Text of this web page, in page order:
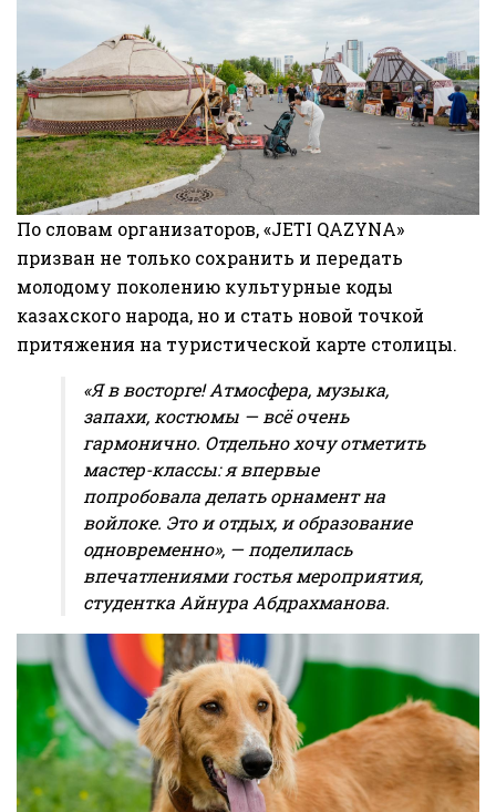
По словам организаторов, «JETI QAZYNA»
призван не только сохранить и передать
молодому поколению культурные коды
казахского народа, но и стать новой точкой
притяжения на туристической карте столицы.
«Я в восторге! Атмосфера, музыка,
запахи, костюмы — всё очень
гармонично. Отдельно хочу отметить
мастер-классы: я впервые
попробовала делать орнамент на
войлоке. Это и отдых, и образование
одновременно», — поделилась
впечатлениями гостья мероприятия,
студентка Айнура Абдрахманова.